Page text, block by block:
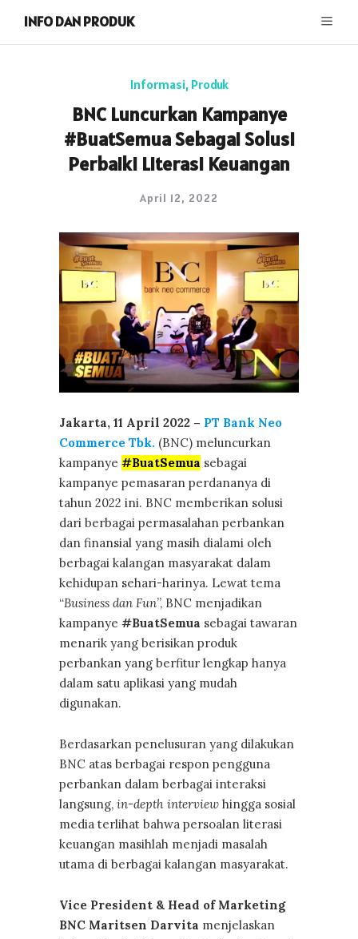
INFO DAN PRODUK
Informasi, Produk
BNC Luncurkan Kampanye
#BuatSemua Sebagai Solusi
Perbaiki Literasi Keuangan
April 12, 2022
Jakarta, 11 April 2022 – PT Bank Neo
Commerce Tbk. (BNC) meluncurkan
kampanye #BuatSemua sebagai
kampanye pemasaran perdananya di
tahun 2022 ini. BNC memberikan solusi
dari berbagai permasalahan perbankan
dan finansial yang masih dialami oleh
berbagai kalangan masyarakat dalam
kehidupan sehari-harinya. Lewat tema
“Business dan Fun”, BNC menjadikan
kampanye #BuatSemua sebagai tawaran
menarik yang berisikan produk
perbankan yang berfitur lengkap hanya
dalam satu aplikasi yang mudah
digunakan.
Berdasarkan penelusuran yang dilakukan
BNC atas berbagai respon pengguna
perbankan dalam berbagai interaksi
langsung, in-depth interview hingga sosial
media terlihat bahwa persoalan literasi
keuangan masihlah menjadi masalah
utama di berbagai kalangan masyarakat.
Vice President & Head of Marketing
BNC Maritsen Darvita menjelaskan